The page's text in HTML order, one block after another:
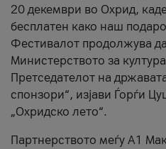
20 декември во Охрид,
бесплатен како наш
Фестивалот продолжува
Министерството за
Претседателот на
спонзори“, изјави Ѓорѓи
„Охридско лето“.
Партнерството меѓу A1